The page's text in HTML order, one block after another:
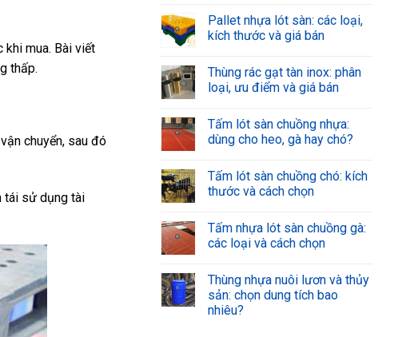
khi mua. Bài viết
thấp.
chuyển, sau đó
tái sử dụng tài
Pallet nhựa lót sàn: các loại,
kích thước và giá bán
Thùng rác gạt tàn inox: phân
loại, ưu điểm và giá bán
Tấm lót sàn chuồng nhựa:
dùng cho heo, gà hay chó?
Tấm lót sàn chuồng chó: kích
thước và cách chọn
Tấm nhựa lót sàn chuồng gà:
các loại và cách chọn
Thùng nhựa nuôi lươn và thủy
sản: chọn dung tích bao
nhiêu?